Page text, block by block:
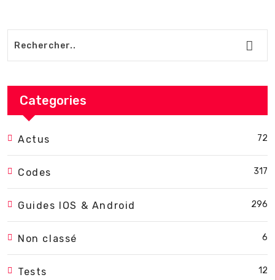
Categories
Actus 72
Codes 317
Guides IOS & Android 296
Non classé 6
Tests 12